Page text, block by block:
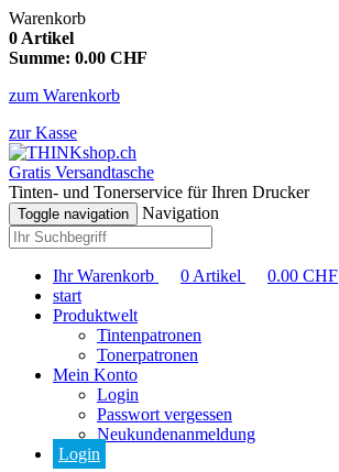
Warenkorb
0 Artikel
Summe: 0.00 CHF
zum Warenkorb
zur Kasse
Gratis Versandtasche
Tinten- und Tonerservice für Ihren Drucker
Toggle navigation Navigation
Ihr Warenkorb 0 Artikel 0.00 CHF
start
Produktwelt
Tintenpatronen
Tonerpatronen
Mein Konto
Login
Passwort vergessen
Neukundenanmeldung
Login